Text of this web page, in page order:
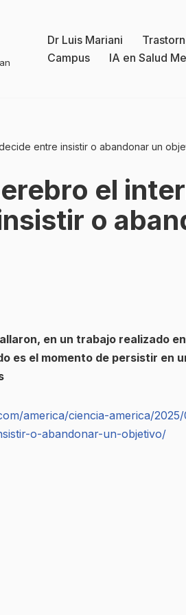
Dr Luis Mariani
Campus
IA en Salud
entre insistir o abandonar un
el
o
en un trabajo realizado
es el momento de persistir en
america/ciencia-america/
o-abandonar-un-objetivo/